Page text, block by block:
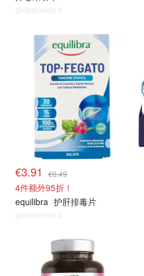
@dealmoon.it
€3.91 €6.49
4件额外95折！
equilibra 护肝排毒片
@dealmoon.it